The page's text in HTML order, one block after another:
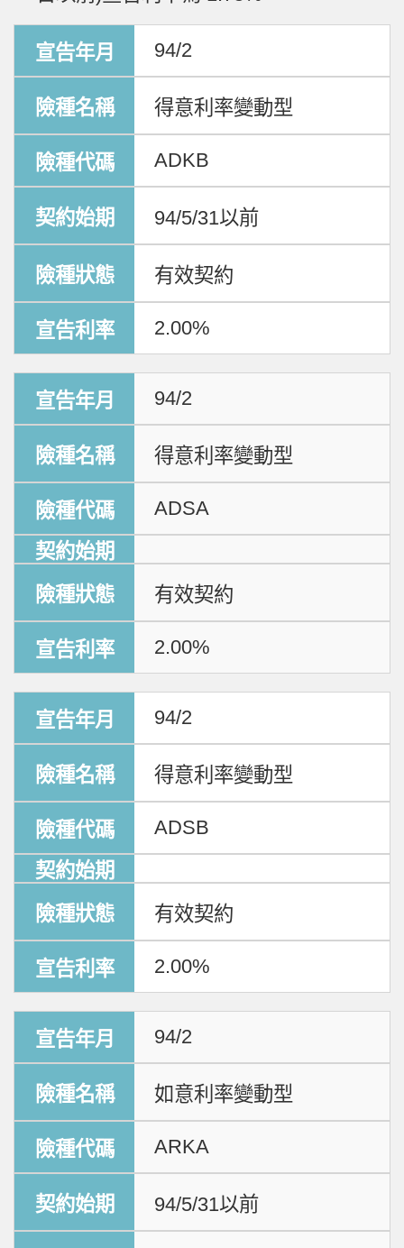
94/2
得意利率變動型
ADKB
94/5/31以前
有效契約
2.00%
94/2
得意利率變動型
ADSA
有效契約
2.00%
94/2
得意利率變動型
ADSB
有效契約
2.00%
94/2
如意利率變動型
ARKA
94/5/31以前